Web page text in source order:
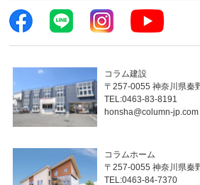
コラム建設
〒257-0055 神奈川県秦
TEL:0463-83-8191
honsha@column-jp.com
コラムホーム
〒257-0055 神奈川県秦
TEL:0463-84-7370